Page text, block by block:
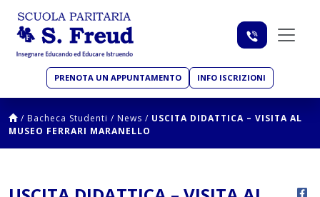
PRENOTA UN APPUNTAMENTO INFO ISCRIZIONI
/ Bacheca Studenti / News / USCITA DIDATTICA – VISITA AL
MUSEO FERRARI MARANELLO